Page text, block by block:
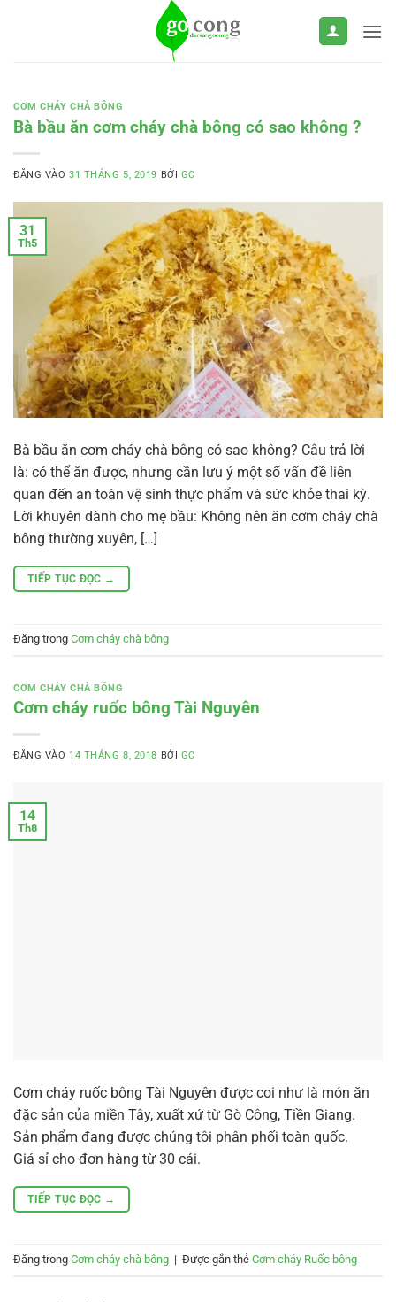
CƠM CHÁY CHÀ BÔNG
Bà bầu ăn cơm cháy chà bông có sao không ?
ĐĂNG VÀO31 THÁNG 5, 2019 BỞI GC
31
Th5
Bà bầu ăn cơm cháy chà bông có sao không? Câu trả lời
là: có thể ăn được, nhưng cần lưu ý một số vấn đề liên
quan đến an toàn vệ sinh thực phẩm và sức khỏe thai kỳ.
Lời khuyên dành cho mẹ bầu: Không nên ăn cơm cháy chà
bông thường xuyên, […]
TIẾP TỤC ĐỌC →
Đăng trong Cơm cháy chà bông
CƠM CHÁY CHÀ BÔNG
Cơm cháy ruốc bông Tài Nguyên
ĐĂNG VÀO 14 THÁNG 8, 2018 BỞI GC
14
Th8
Cơm cháy ruốc bông Tài Nguyên được coi như là món ăn
đặc sản của miền Tây, xuất xứ từ Gò Công, Tiền Giang.
Sản phẩm đang được chúng tôi phân phối toàn quốc.
Giá sỉ cho đơn hàng từ 30 cái.
TIẾP TỤC ĐỌC →
Đăng trong Cơm cháy chà bông | Được gắn thẻ Cơm cháy Ruốc bông